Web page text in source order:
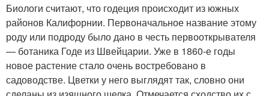
Биологи считают, что годеция происходит из южных
районов Калифорнии. Первоначальное название этому
роду или подроду было дано в честь первооткрывателя
— ботаника Годе из Швейцарии. Уже в 1860-е годы
новое растение стало очень востребовано в
садоводстве. Цветки у него выглядят так, словно они